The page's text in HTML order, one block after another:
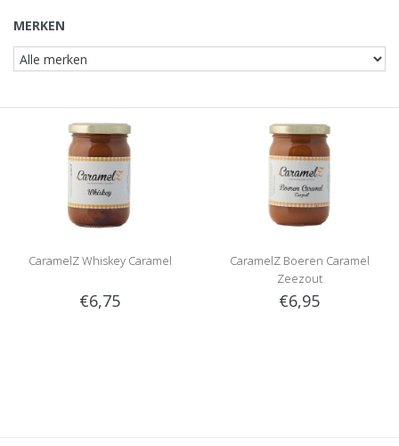
MERKEN
CaramelZ Whiskey Caramel
€6,75
CaramelZ Boeren Caramel
Zeezout
€6,95